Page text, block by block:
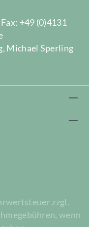
+49 (0)4131
Michael Sperling
zzgl.
wenn